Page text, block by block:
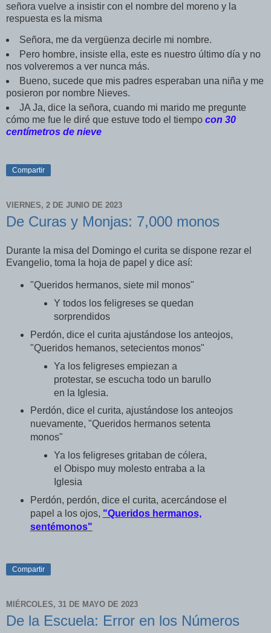
señora vuelve a insistir con el nombre del moreno y la
respuesta es la misma
Señora, me da vergüenza decirle mi nombre.
Pero hombre, insiste ella, este es nuestro último día y no
nos volveremos a ver nunca más.
Bueno, sucede que mis padres esperaban una niña y me
posieron por nombre Nieves.
JA Ja, dice la señora, cuando mi marido me pregunte
cómo me fue le diré que estuve todo el tiempo con 30
centímetros de nieve
Compartir
VIERNES, 2 DE JUNIO DE 2023
De Curas y Monjas: 7,000 monos
Durante la misa del Domingo el curita se dispone rezar el
Evangelio, toma la hoja de papel y dice así:
"Queridos hermanos, siete mil monos"
Y todos los feligreses se quedan
sorprendidos
Perdón, dice el curita ajustándose los anteojos,
"Queridos hemanos, setecientos monos"
Ya los feligreses empiezan a
protestar, se escucha todo un barullo
en la Iglesia.
Perdón, dice el curita, ajustándose los anteojos
nuevamente, "Queridos hermanos setenta
monos"
Ya los feligreses gritaban de cólera,
el Obispo muy molesto entraba a la
Iglesia
Perdón, perdón, dice el curita, acercándose el
papel a los ojos, "Queridos hermanos,
sentémonos"
Compartir
MIÉRCOLES, 31 DE MAYO DE 2023
De la Escuela: Error en los Números